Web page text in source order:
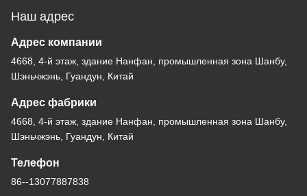
Наш адрес
Адрес компании
4668, 4-й этаж, здание Нанфан, промышленная зона Шанбу,
Шэньчжэнь, Гуандун, Китай
Адрес фабрики
4668, 4-й этаж, здание Нанфан, промышленная зона Шанбу,
Шэньчжэнь, Гуандун, Китай
Телефон
86--13077887838